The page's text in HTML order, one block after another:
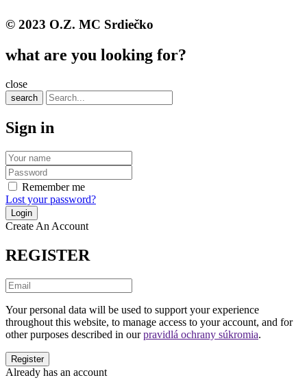
© 2023 O.Z. MC Srdiečko
what are you looking for?
close
search
Sign in
Remember me
Lost your password?
Create An Account
REGISTER
Your personal data will be used to support your experience
throughout this website, to manage access to your account, and for
other purposes described in ourpravidlá ochrany súkromia.
Already has an account